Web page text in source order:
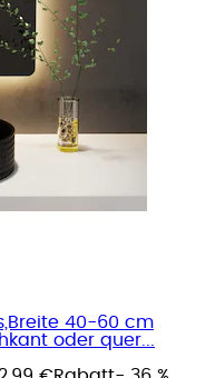
40-60 cm
oder quer...